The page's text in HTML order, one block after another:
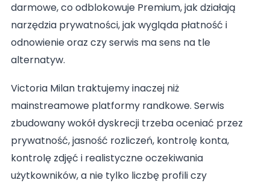
darmowe, co odblokowuje Premium, jak działają
narzędzia prywatności, jak wygląda płatność i
odnowienie oraz czy serwis ma sens na tle
alternatyw.
Victoria Milan traktujemy inaczej niż
mainstreamowe platformy randkowe. Serwis
zbudowany wokół dyskrecji trzeba oceniać przez
prywatność, jasność rozliczeń, kontrolę konta,
kontrolę zdjęć i realistyczne oczekiwania
użytkowników, a nie tylko liczbę profili czy